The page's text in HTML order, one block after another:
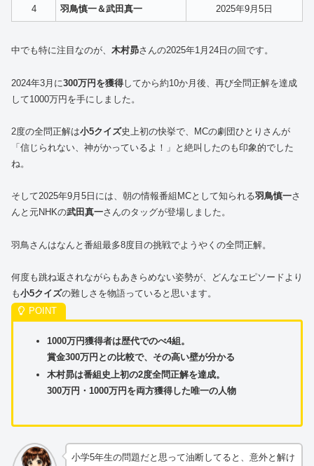
4 羽鳥慎一＆武田真一 2025年9月5日
中でも特に注目なのが、 木村昴さんの2025年1月24日の回です。
2024年3月に300万円を獲得してから約10か月後、再び全問正解を達成
して1000万円を手にしました。
2度の全問正解は小5クイズ史上初の快挙で、MCの劇団ひとりさんが
「信じられない、神がかっているよ！」と絶叫したのも印象的でした
ね。
そして2025年9月5日には、朝の情報番組MCとして知られる羽鳥慎一さ
んと元NHKの武田真一さんのタッグが登場しました。
羽鳥さんはなんと番組最多8度目の挑戦でようやくの全問正解。
何度も跳ね返されながらもあきらめない姿勢が、どんなエピソードより
も小5クイズの難しさを物語っていると思います。
1000万円獲得者は歴代でのべ4組。
賞金300万円との比較で、その高い壁が分かる
木村昴は番組史上初の2度全問正解を達成。
300万円・1000万円を両方獲得した唯一の人物
小学5年生の問題だと思って油断してると、意外と解け